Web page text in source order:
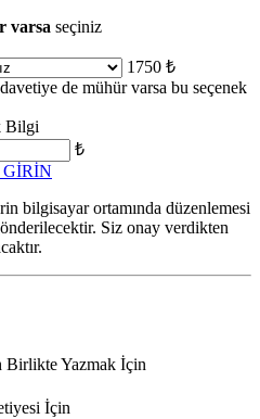
varsa seçiniz
1750 ₺
de mühür varsa bu seçenek
Bilgi
₺
bilgisayar ortamında düzenlemesi
Siz onay verdikten
Birlikte Yazmak İçin
İçin